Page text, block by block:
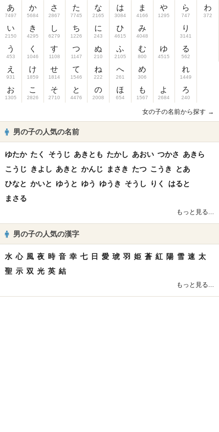
あ
7497
い
2150
う
453
え
931
お
1305
か
5684
き
4295
く
1046
け
1859
こ
2826
さ
2867
し
6279
す
1108
せ
1814
そ
2710
た
7745
ち
1226
つ
1147
て
1546
と
4476
な
2165
に
243
ぬ
210
ね
222
の
2008
は
3084
ひ
4615
ふ
2105
へ
261
ほ
654
ま
4166
み
4048
む
800
め
306
も
1567
や
1295
ゆ
4515
よ
2684
ら
747
り
3141
る
562
れ
1449
ろ
240
わ
372
女の子の名前から探す →
男の子の人気の名前
ゆたか たく そうじ あきとも たかし あおい つかさ あきら
こうじ きよし あきと かんじ まさき たつ こうき
とあ
ひなと かいと ゆうと ゆう ゆうき そうし りく
はると
まさる
もっと見る...
男の子の人気の漢字
水 心 風 夜 時 音 幸 七 日 愛 琥 羽 姫 蒼 紅 陽 雪 速 太
聖 示 双 光 英 結
もっと見る...